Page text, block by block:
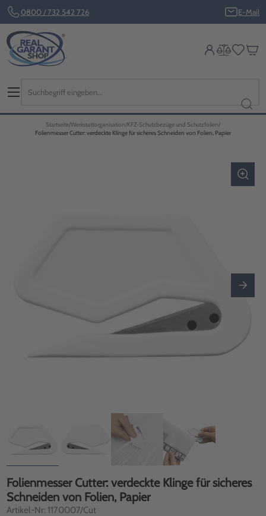
0800 / 732 542 726 E-Mail
Startseite Werkstattorganisation KFZ-Schutzbezüge und Schutzfolien
Folienmesser Cutter: verdeckte Klinge für sicheres Schneiden von Folien, Papier
Folienmesser Cutter: verdeckte Klinge für sicheres
Schneiden von Folien, Papier
Artikel-Nr: 1170007/Cut